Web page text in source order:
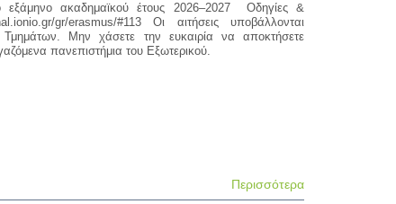
ακαδημαϊκού έτους 2026–2027 Οδηγίες &
gr/erasmus/#113 Οι αιτήσεις υποβάλλονται
Τμημάτων. Μην χάσετε την ευκαιρία να αποκτήσετε
πανεπιστήμια του Εξωτερικού.
Περισσότερα